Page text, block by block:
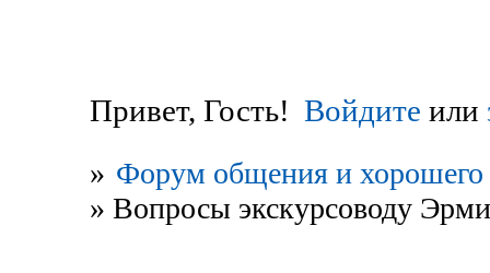
Привет, Гость! Войдите или
» Форум общения и хорошего
» Вопросы экскурсоводу